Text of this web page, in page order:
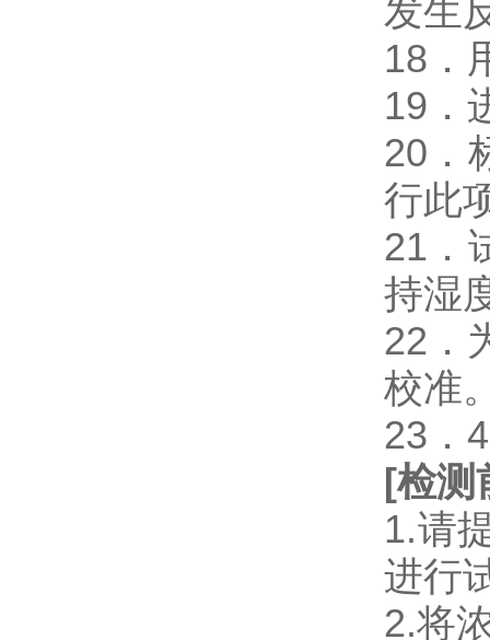
发生
18．
19．
20．
行此
21．
持湿
22．
校准
23．
[检测
1.请
进行
2.将